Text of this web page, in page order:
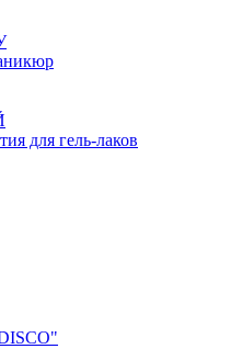
для гель-лаков